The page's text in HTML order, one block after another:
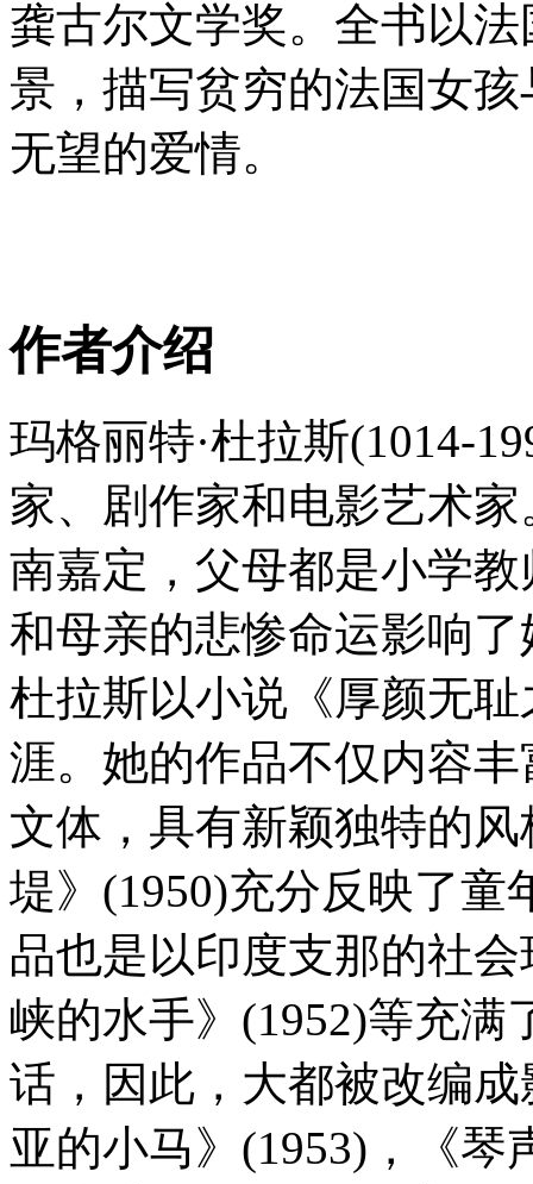
龚古尔文学奖。全书以
景，描写贫穷的法国女
无望的爱情。
作者介绍
玛格丽特·杜拉斯(1014-
家、剧作家和电影艺术
南嘉定，父母都是小学
和母亲的悲惨命运影响
杜拉斯以小说《厚颜无
涯。她的作品不仅内容
文体，具有新颖独特的
堤》(1950)充分反映了童
品也是以印度支那的社
峡的水手》(1952)等充
话，因此，大都被改编
亚的小马》(1953)，《琴